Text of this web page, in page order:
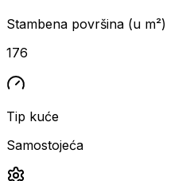
Stambena površina (u m²)
176
Tip kuće
Samostojeća